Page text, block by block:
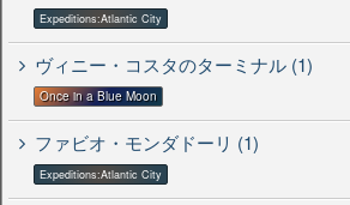
Expeditions:Atlantic City
ヴィニー・コスタのターミナル (1)
Once in a Blue Moon
ファビオ・モンダドーリ (1)
Expeditions:Atlantic City